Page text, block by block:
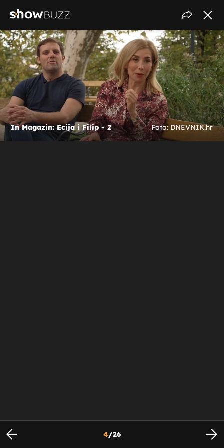
In Magazin: Ecija i Filip - 2 Foto: DNEVNIK.hr
4/26